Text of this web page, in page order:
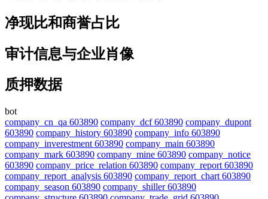
净现比和商誉占比
审计信息与企业肖像
质押数据
bot
company_cn_qa 603890 company_dcf 603890 company_dupont
603890 company_history 603890 company_info 603890
company_inverestment 603890 company_main 603890
company_mark 603890 company_mine 603890 company_notice
603890 company_price_relation 603890 company_report 603890
company_report_analysis 603890 company_report_chart 603890
company_season 603890 company_shiller 603890